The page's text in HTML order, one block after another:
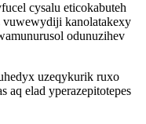
cysalu eticokabuteh
kanolatakexy
odunuzihev
uzeqykurik ruxo
aq elad yperazepitotepes